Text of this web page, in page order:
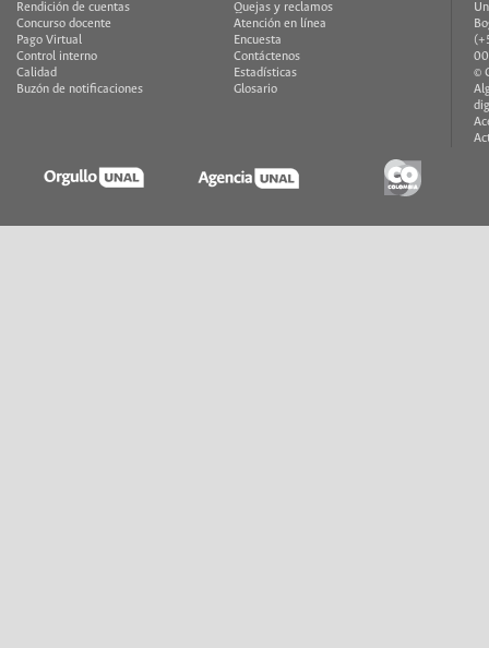
Rendición de cuentas
Concurso docente
Pago Virtual
Control interno
Calidad
Buzón de notificaciones
Quejas y reclamos
Atención en línea
Encuesta
Contáctenos
Estadísticas
Glosario
©